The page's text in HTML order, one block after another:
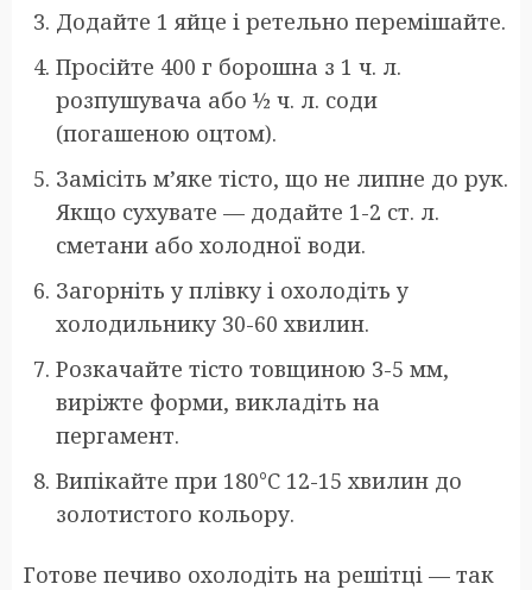
Додайте 1 яйце і ретельно перемішайте.
Просійте 400 г борошна з 1 ч. л.
розпушувача або ½ ч. л. соди
(погашеною оцтом).
Замісіть м’яке тісто, що не липне до рук.
Якщо сухувате — додайте 1-2 ст. л.
сметани або холодної води.
Загорніть у плівку і охолодіть у
холодильнику 30-60 хвилин.
Розкачайте тісто товщиною 3-5 мм,
виріжте форми, викладіть на
пергамент.
Випікайте при 180°C 12-15 хвилин до
золотистого кольору.
Готове печиво охолодіть на решітці — так